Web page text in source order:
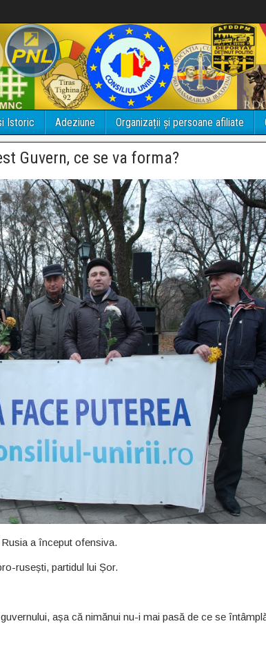
Istoric Adeziune Organizații și persoane afiliate
Guvern, ce se va forma?
a început ofensiva.
rusești, partidul lui Șor.
așa că nimănui nu-i mai pasă de ce se